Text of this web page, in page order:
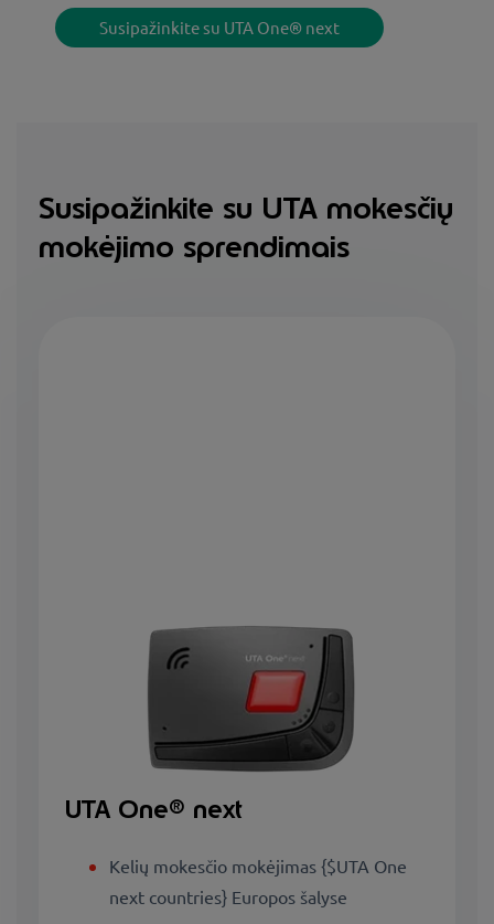
Susipažinkite su UTA One® next
Susipažinkite su UTA mokesčių
mokėjimo sprendimais
UTA One® next
Kelių mokesčio mokėjimas {$UTA One
next countries} Europos šalyse